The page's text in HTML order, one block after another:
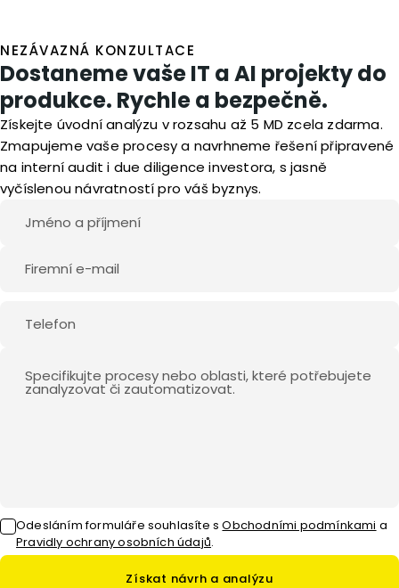
NEZÁVAZNÁ KONZULTACE
Dostaneme vaše IT a AI projekty do
produkce. Rychle a bezpečně.
Získejte úvodní analýzu v rozsahu až 5 MD zcela zdarma.
Zmapujeme vaše procesy a navrhneme řešení připravené
na interní audit i due diligence investora, s jasně
vyčíslenou návratností pro váš byznys.
Odesláním formuláře souhlasíte s Obchodními podmínkami a
Pravidly ochrany osobních údajů.
Získat návrh a analýzu